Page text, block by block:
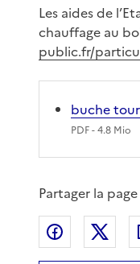
Les aides de
chauffage au
public.fr/
buche
PDF- 4.8 Mio
Partager la page
Partager